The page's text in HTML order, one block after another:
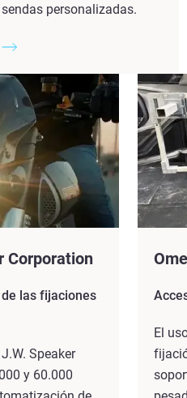
personalizadas.
Corporation
las fijaciones
Speaker
y 60.000
El